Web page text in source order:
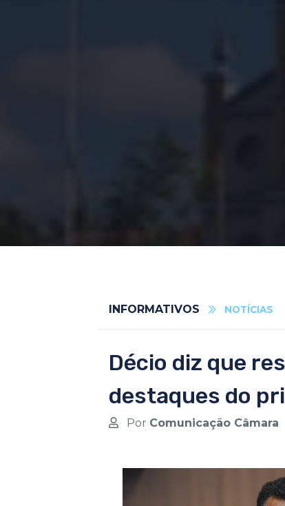
INFORMATIVOS NOTÍCIAS
Décio diz que
destaques do
Por Comunicação Câmara